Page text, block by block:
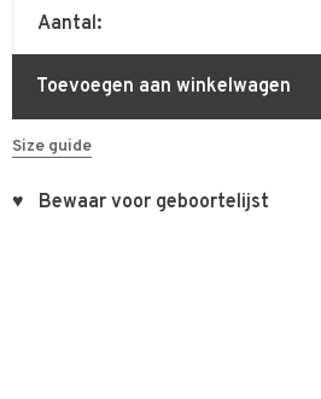
Aantal:
Toevoegen aan winkelwagen
Size guide
♥ Bewaar voor geboortelijst